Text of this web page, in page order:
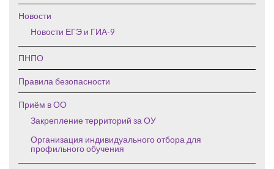
Новости
Новости ЕГЭ и ГИА-9
ПНПО
Правила безопасности
Приём в ОО
Закрепление территорий за ОУ
Организация индивидуального отбора для
профильного обучения